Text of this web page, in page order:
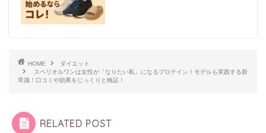
HOME
ダイエット
スペリオルワンは女性が「なりたい私」になるプロテイン！モデルも実践する新
常識！口コミや効果をじっくりと検証！
RELATED POST